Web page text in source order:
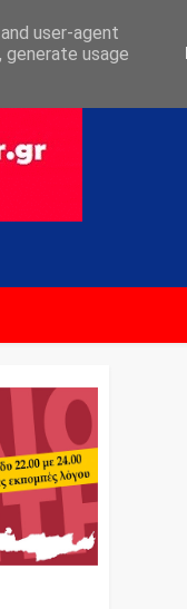
user-agent
usage